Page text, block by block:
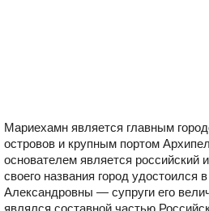
Мариехамн является главным
островов и крупным портом
основателем является российский
своего названия город удостоился
Александровны — супруги его